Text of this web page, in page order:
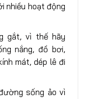
nhiều hoạt động
gắt, vì thế hãy
nắng, đồ bơi,
mát, dép lê đi
sống ảo vì